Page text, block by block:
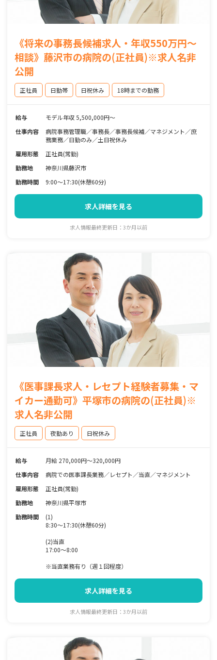
《将来の事務長候補求人・年収550万円～
相談》藤沢市の病院の(正社員)※求人名非
公開
正社員 日勤帯 日祝休み 18時までの勤務
給与
モデル年収 5,500,000円～
仕事内容
病院事務管理職／事務長／事務長候補／マネジメント／庶
務業務／日勤のみ／土日祝休み
雇用形態
正社員(常勤)
勤務地
神奈川県藤沢市
勤務時間
9:00～17:30(休憩60分)
求人詳細を見る
求人情報最終更新日：3か月以前
《医事課長求人・レセプト経験者募集・マ
イカー通勤可》平塚市の病院の(正社員)※
求人名非公開
正社員 夜勤あり 日祝休み
給与
月給 270,000円〜320,000円
仕事内容
病院での医事課長業務／レセプト／当直／マネジメント
雇用形態
正社員(常勤)
勤務地
神奈川県平塚市
勤務時間
(1)
8:30～17:30(休憩60分)
(2)当直
17:00～8:00
※当直業務有り（週１回程度）
求人詳細を見る
求人情報最終更新日：3か月以前